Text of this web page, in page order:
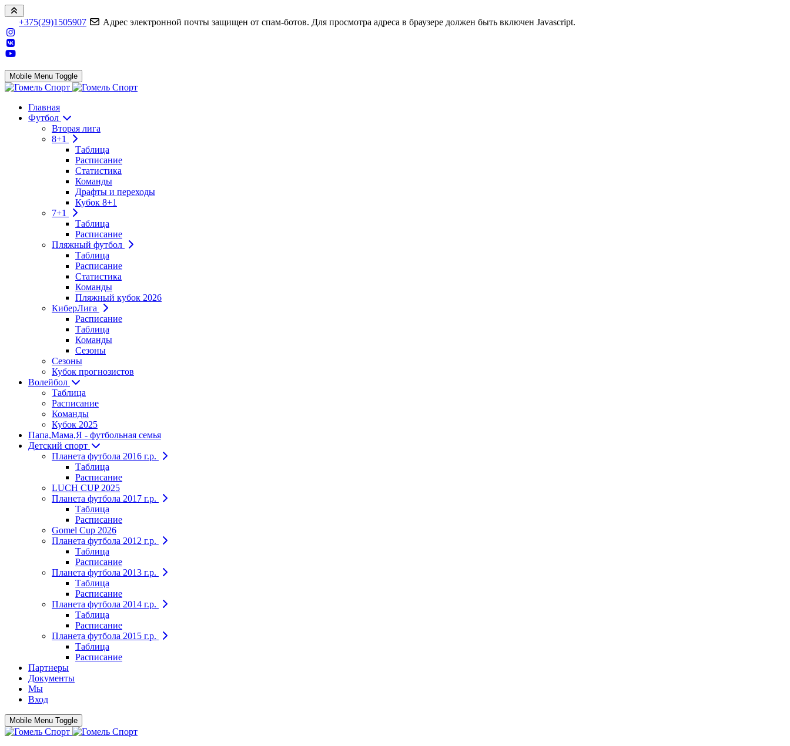
+375(29)1505907 Адрес электронной почты защищен от спам-ботов. Для просмотра адреса в браузере должен быть включен Javascript.
Mobile Menu Toggle
Главная
Футбол
Вторая лига
8+1
Таблица
Расписание
Статистика
Команды
Драфты и переходы
Кубок 8+1
7+1
Таблица
Расписание
Пляжный футбол
Таблица
Расписание
Статистика
Команды
Пляжный кубок 2026
КиберЛига
Расписание
Таблица
Команды
Сезоны
Сезоны
Кубок прогнозистов
Волейбол
Таблица
Расписание
Команды
Кубок 2025
Папа,Мама,Я - футбольная семья
Детский спорт
Планета футбола 2016 г.р.
Таблица
Расписание
LUCH CUP 2025
Планета футбола 2017 г.р.
Таблица
Расписание
Gomel Cup 2026
Планета футбола 2012 г.р.
Таблица
Расписание
Планета футбола 2013 г.р.
Таблица
Расписание
Планета футбола 2014 г.р.
Таблица
Расписание
Планета футбола 2015 г.р.
Таблица
Расписание
Партнеры
Документы
Мы
Вход
Mobile Menu Toggle